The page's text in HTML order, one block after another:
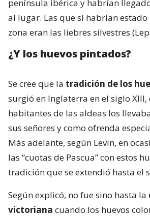
península ibérica y habrían
al lugar. Las que sí habrían estado
zona eran las liebres silvestres
¿Y los huevos pintados?
Se cree que la tradición de los
surgió en Inglaterra en el siglo XIII,
habitantes de las aldeas los
sus señores y como ofrenda
Más adelante, según Levin, en
las “cuotas de Pascua” con estos
tradición que se extendió hasta el
Según explicó, no fue sino hasta la
victoriana cuando los huevos